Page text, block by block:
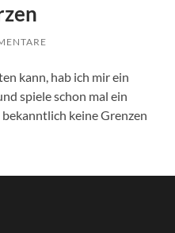
kann, hab ich mir ein
spiele schon mal ein
keine Grenzen